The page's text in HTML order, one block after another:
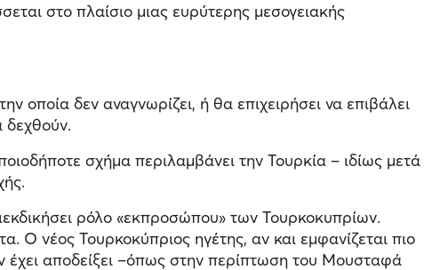
στο πλαίσιο μιας ευρύτερης μεσογειακής
οποία δεν αναγνωρίζει, ή θα επιχειρήσει να επιβάλει
δεχθούν.
σχήμα περιλαμβάνει την Τουρκία – ιδίως μετά
ρόλο «εκπροσώπου» των Τουρκοκυπρίων.
Ο νέος Τουρκοκύπριος ηγέτης, αν και εμφανίζεται πιο
έχει αποδείξει –όπως στην περίπτωση του Μουσταφά